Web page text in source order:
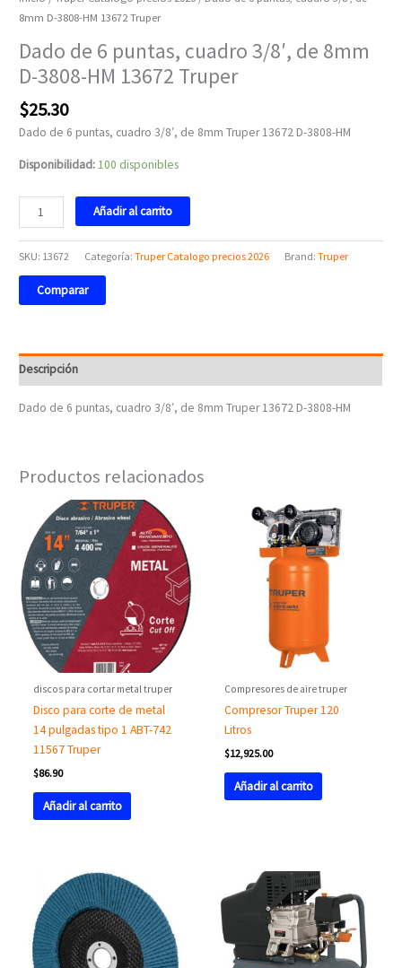
8mm D-3808-HM 13672 Truper
Dado de 6 puntas, cuadro 3/8′, de 8mm
D-3808-HM 13672 Truper
$25.30
Dado de 6 puntas, cuadro 3/8′, de 8mm Truper 13672 D-3808-HM
Disponibilidad:100 disponibles
Añadir al carrito
SKU: 13672 Categoría:Truper Catalogo precios 2026 Brand:Truper
Comparar
Descripción
Dado de 6 puntas, cuadro 3/8′, de 8mm Truper 13672 D-3808-HM
Productos relacionados
discos para cortar metal truper
Disco para corte de metal
14 pulgadas tipo 1 ABT-742
11567 Truper
$86.90
Añadir al carrito
Compresores de aire truper
Compresor Truper 120
Litros
$12,925.00
Añadir al carrito